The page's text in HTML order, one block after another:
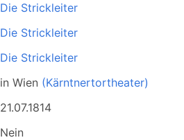
Die Strickleiter
Die Strickleiter
Die Strickleiter
inWien (Kärntnertortheater)
21.07.1814
Nein